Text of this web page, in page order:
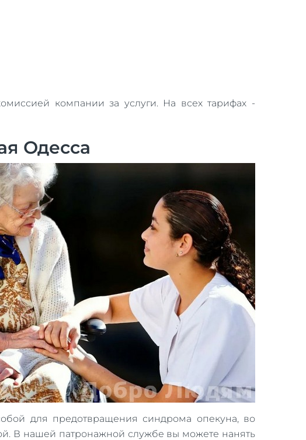
компании за услуги. На всех тарифах -
Одесса
для предотвращения синдрома опекуна, во
В нашей патронажной службе вы можете нанять